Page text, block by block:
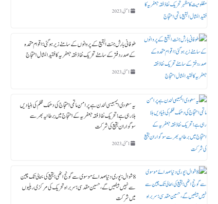
1 مئی, 2023
طوفانی بارش جنت البقیع کے پروانوں کے سامنے زیر ہوگئی ؛ اقوام متحدہ
کے صدردفتر کے سامنے تحریک نفاذ فقہ جعفریہ کا فقید المثال احتجاج
1 مئی, 2023
یہ سعودی ایمبیسی لندن ہے پرامن ماتمی احتجاج کی دھمک ظلم کی بنیادیں
ہلا رہی ہے؛ تحریک نفاذ فقہ جعفریہ کے احتجاج میں برطانیہ بھر سے
سوگواران بقیع کی شرکت
1 مئی, 2023
8 شوال : پوری دنیا صدائے موسوی سے گونج اٹھی ؛ بقیع کی بحالی تک چین
سے نہیں بیٹھیں گے، حسین مقدسی؛ سربراہ تحریک کی مرکزی ریلیوں
میں شرکت